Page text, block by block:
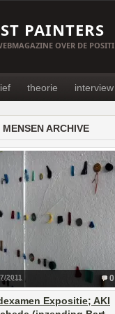
PAINTERS
OVER DE
theorie interview
ARCHIVE
0
2011
Expositie; AKI